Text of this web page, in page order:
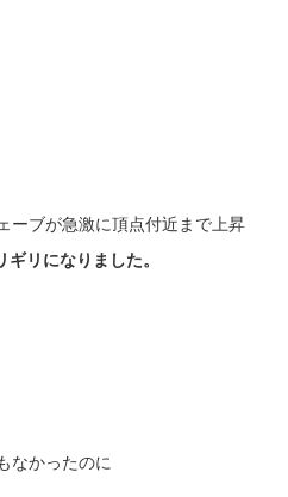
ーブが急激に頂点付近まで上昇
ギリになりました。
なかったのに